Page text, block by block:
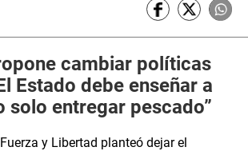
cambiar políticas
Estado debe enseñar a
solo entregar pescado”
y Libertad planteó dejar el